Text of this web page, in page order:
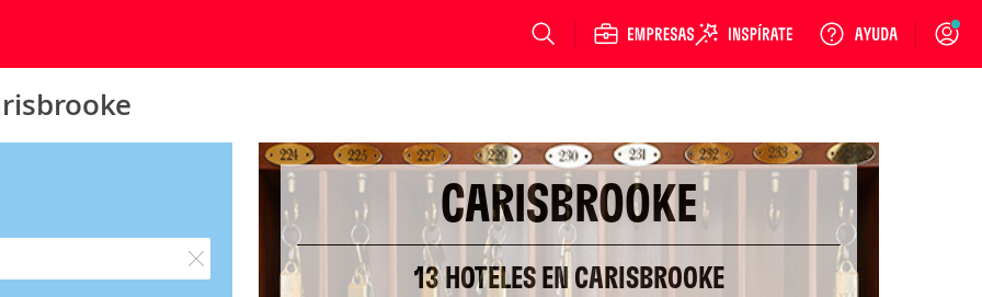
Login
CARISBROOKE
13 HOTELES EN CARISBROOKE